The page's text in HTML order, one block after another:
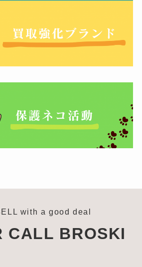
with a good deal
CALL BROSKI